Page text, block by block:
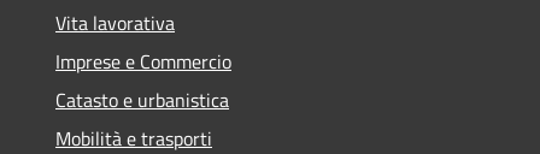
Vita lavorativa
Imprese e Commercio
Catasto e urbanistica
Mobilità e trasporti